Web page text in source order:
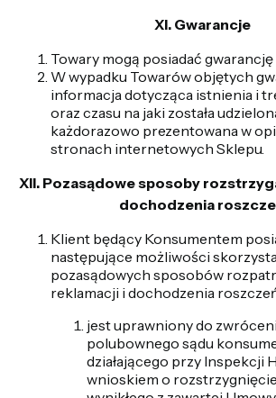
XI. Gwarancje
Towary mogą posiadać
W wypadku Towarów objętych
informacja dotycząca istnienia i
oraz czasu na jaki została
każdorazowo prezentowana w
stronach internetowych Sklepu.
XII. Pozasądowe sposoby
dochodzenia
Klient będący Konsumentem
następujące możliwości
pozasądowych sposobów
reklamacji i dochodzenia
jest uprawniony do
polubownego sądu
działającego przy Inspekcji
wnioskiem o